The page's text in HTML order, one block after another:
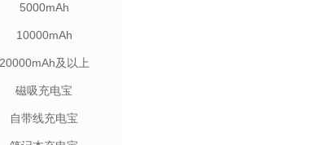
5000mAh
10000mAh
20000mAh及以上
磁吸充电宝
自带线充电宝